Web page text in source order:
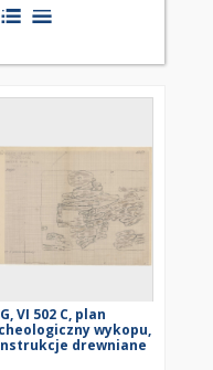
VI 502 C, plan
wykopu,
drewniane